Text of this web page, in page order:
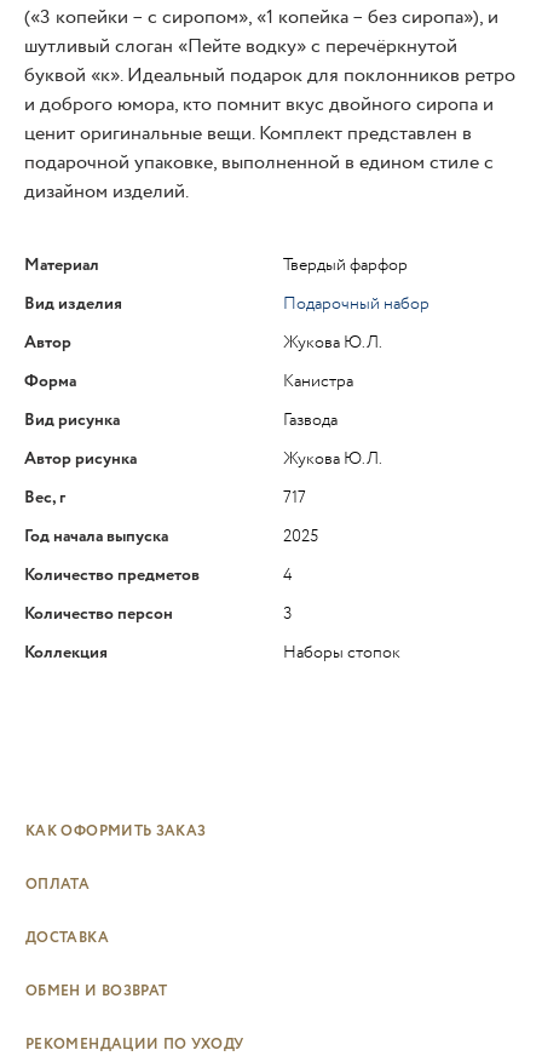
(«3 копейки – с сиропом», «1 копейка – без сиропа»), и
шутливый слоган «Пейте водку» с перечёркнутой
буквой «к». Идеальный подарок для поклонников ретро
и доброго юмора, кто помнит вкус двойного сиропа и
ценит оригинальные вещи. Комплект представлен в
подарочной упаковке, выполненной в едином стиле с
дизайном изделий.
Материал
Твердый фарфор
Вид изделия
Подарочный набор
Автор
Жукова Ю.Л.
Форма
Канистра
Вид рисунка
Газвода
Автор рисунка
Жукова Ю.Л.
Вес, г
717
Год начала выпуска
2025
Количество предметов
4
Количество персон
3
Коллекция
Наборы стопок
КАК ОФОРМИТЬ ЗАКАЗ
ОПЛАТА
ДОСТАВКА
ОБМЕН И ВОЗВРАТ
РЕКОМЕНДАЦИИ ПО УХОДУ